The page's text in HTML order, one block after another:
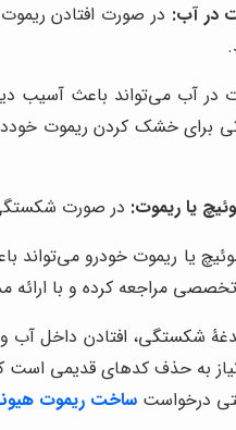
در آب: در صورت افتادن
در آب می‌تواند باعث آسیب
برای خشک کردن ریموت
یا ریموت: در صورت شکستگی
یا ریموت خودرو می‌تواند
مراجعه کرده و با
شکستگی، افتادن داخل
به حذف کدهای قدیمی است
درخواست ساخت ریموت